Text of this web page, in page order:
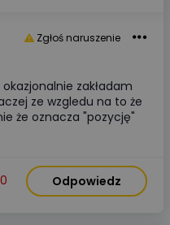
Zgłoś naruszenie
okazjonalnie zakładam
ze wzgledu na to że
że oznacza "pozycję"
0 Odpowiedz